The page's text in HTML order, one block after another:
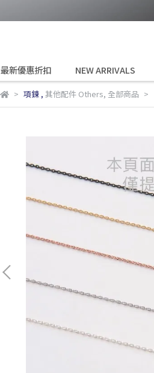
最新優惠折扣 NEW ARRIVALS
項鍊, 其他配件 Others, 全部商品